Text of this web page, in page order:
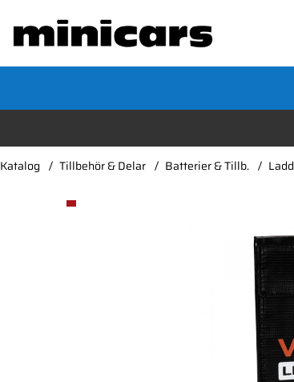
Katalog Tillbehör & Delar Batterier & Tillb.
Produktbilder Laddpåse-A Li-Po